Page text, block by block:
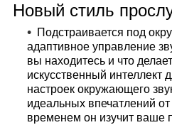
Новый стиль
Подстраивается под
адаптивное управление
вы находитесь и что
искусственный интеллект
настроек окружающего
идеальных впечатлений
временем он изучит ваше